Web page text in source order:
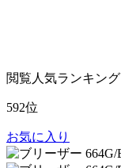
閲覧人気ランキング
592位
お気に入り